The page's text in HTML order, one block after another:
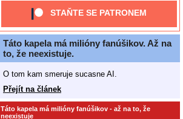
STAŇTE SE PATRONEM
Táto kapela má milióny fanúšikov. Až na
to, že neexistuje.
O tom kam smeruje sucasne AI.
Přejít na článek
Táto kapela má milióny fanúšikov - až na to, že
neexistuje